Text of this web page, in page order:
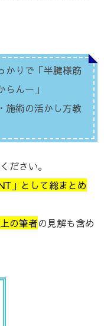
かりで「半腱様筋
んー」
施術の活かし方教
ださい。
」として総まとめ
の筆者の見解も含め